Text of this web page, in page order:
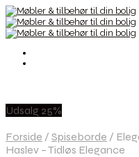
Udsalg 25%
Forside / Spiseborde /
Haslev – Tidløs Elegance